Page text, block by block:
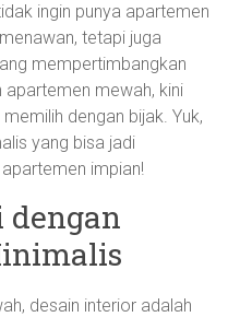
ingin punya apartemen
tetapi juga
mempertimbangkan
apartemen mewah, kini
dengan bijak. Yuk,
yang bisa jadi
impian!
dengan
desain interior adalah